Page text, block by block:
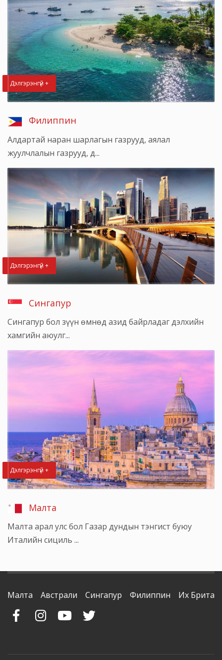
Дэлгэрэнгүй +
Филиппин
Алдартай наран шарлагын газрууд, аялал
жуулчлалын газрууд, д...
Дэлгэрэнгүй +
Сингапур
Сингапур бол зүүн өмнөд азид байрладаг дэлхийн
хамгийн аюулг...
Дэлгэрэнгүй +
Малта
Малта арал улс бол Газар дундын тэнгист буюу
Италийн сициль ...
Малта Австрали Сингапур Филиппин Их